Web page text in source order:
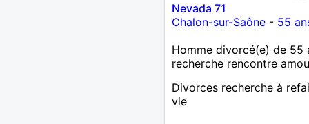
Nevada 71
Chalon-sur-Saône- 55
Homme divorcé(e) de 55
recherche rencontre
Divorces recherche à
vie